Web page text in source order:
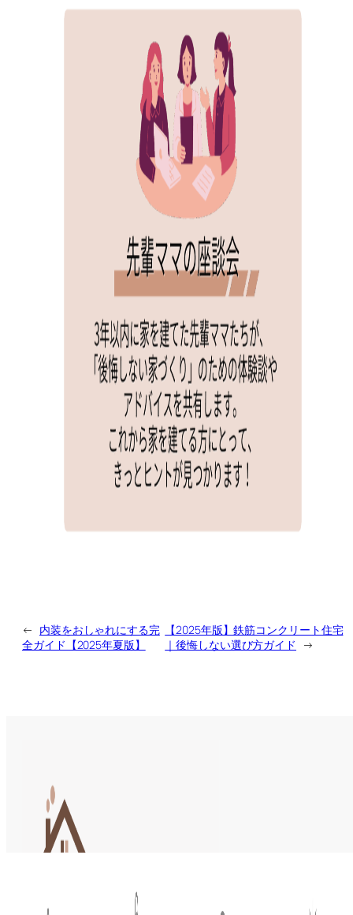
← 内装をおしゃれにする完
全ガイド【2025年夏版】
【2025年版】鉄筋コンクリート住宅
｜後悔しない選び方ガイド
→